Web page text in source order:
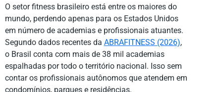
O setor fitness brasileiro está entre os maiores do
mundo, perdendo apenas para os Estados Unidos
em número de academias e profissionais atuantes.
Segundo dados recentes da ABRAFITNESS (2026),
o Brasil conta com mais de 38 mil academias
espalhadas por todo o território nacional. Isso sem
contar os profissionais autônomos que atendem em
condomínios, parques e residências.